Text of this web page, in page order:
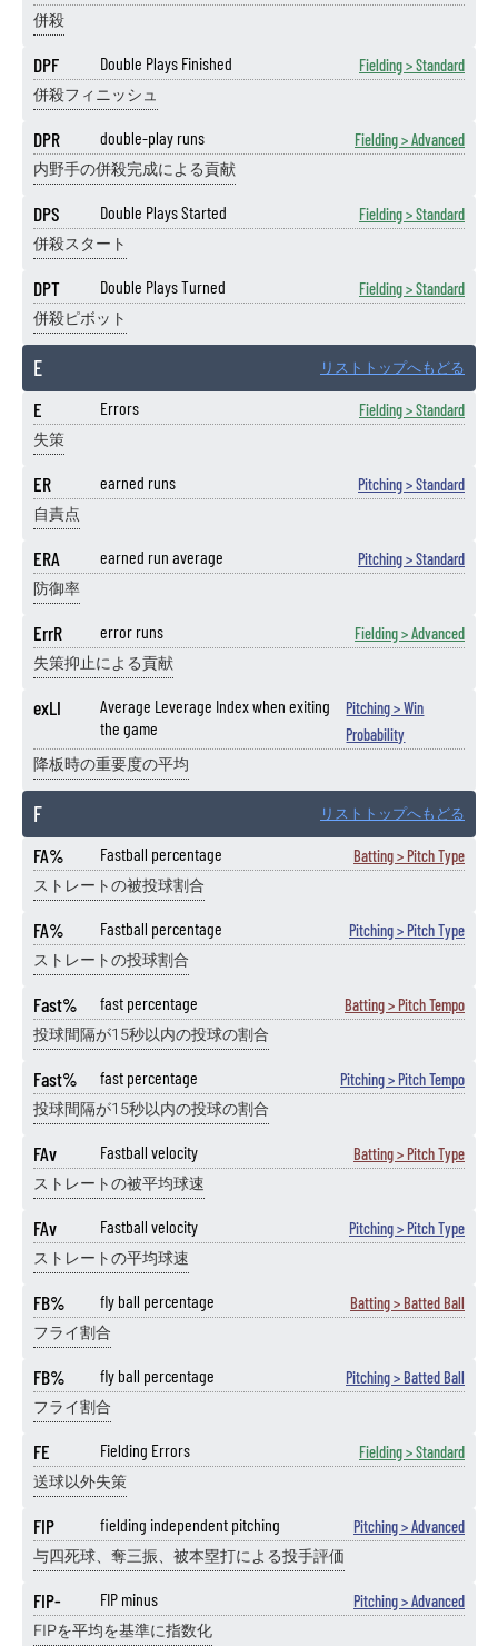
併殺
DPF Double Plays Finished Fielding > Standard
併殺フィニッシュ
DPR double-play runs Fielding > Advanced
内野手の併殺完成による貢献
DPS Double Plays Started Fielding > Standard
併殺スタート
DPT Double Plays Turned Fielding > Standard
併殺ピボット
E リストトップへもどる
E Errors Fielding > Standard
失策
ER earned runs Pitching > Standard
自責点
ERA earned run average Pitching > Standard
防御率
ErrR error runs Fielding > Advanced
失策抑止による貢献
exLI
Average Leverage Index when exiting
the game
Pitching > Win
Probability
降板時の重要度の平均
F リストトップへもどる
FA% Fastball percentage Batting > Pitch Type
ストレートの被投球割合
FA% Fastball percentage Pitching > Pitch Type
ストレートの投球割合
Fast% fast percentage Batting > Pitch Tempo
投球間隔が15秒以内の投球の割合
Fast% fast percentage Pitching > Pitch Tempo
投球間隔が15秒以内の投球の割合
FAv Fastball velocity Batting > Pitch Type
ストレートの被平均球速
FAv Fastball velocity Pitching > Pitch Type
ストレートの平均球速
FB% fly ball percentage Batting > Batted Ball
フライ割合
FB% fly ball percentage Pitching > Batted Ball
フライ割合
FE Fielding Errors Fielding > Standard
送球以外失策
FIP fielding independent pitching Pitching > Advanced
与四死球、奪三振、被本塁打による投手評価
FIP- FIP minus Pitching > Advanced
FIPを平均を基準に指数化